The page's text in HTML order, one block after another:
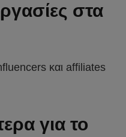
στα
και affiliates
για το